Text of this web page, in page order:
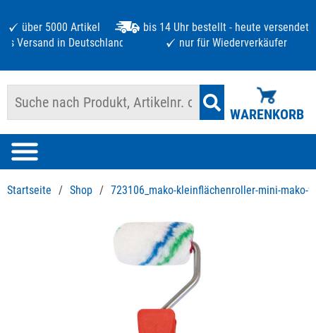
über 5000 Artikel
bis 14 Uhr bestellt - heute versendet
Versand in Deutschland ab 125 €
nur für Wiederverkäufer
WARENKORB
Startseite / Shop / 723106_mako-kleinflächenroller-mini-mako-